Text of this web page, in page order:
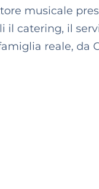
musicale
il catering, il
reale, da